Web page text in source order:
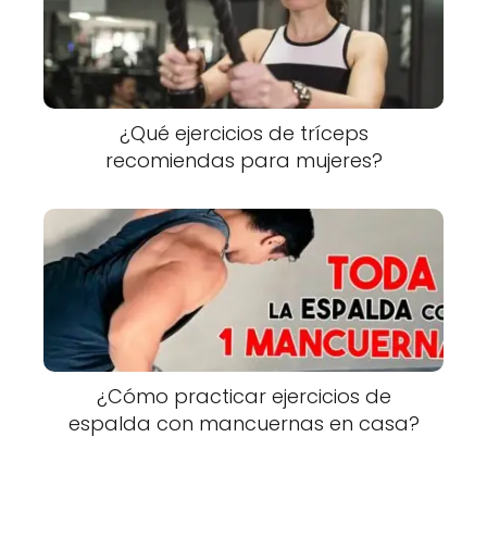
¿Qué ejercicios de tríceps
recomiendas para mujeres?
¿Cómo practicar ejercicios de
espalda con mancuernas en casa?